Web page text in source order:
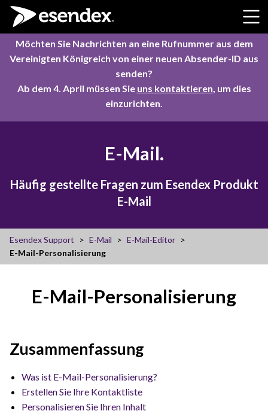
Skip to content
Möchten Sie Nachrichten an eine Rufnummer aus dem
Vereinigten Königreich von einer neuen Absender-ID aus
senden?
Ab dem 4. April müssen Sie uns kontaktieren, um dies
einzurichten.
E-Mail.
Häufig gestellte Fragen zum Esendex Produkt
E-Mail
Esendex Support E-Mail
E-Mail-Editor
E-Mail-Personalisierung
E-Mail-Personalisierung
Zusammenfassung
Was ist E-Mail-Personalisierung?
Erstellen Sie Ihre Kontaktliste
Personalisieren Sie Ihren Inhalt